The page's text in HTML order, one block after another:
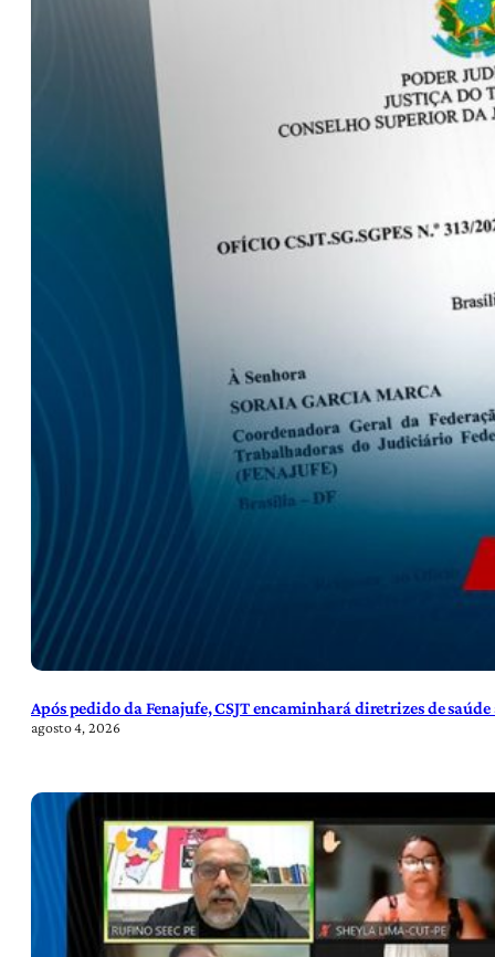
Após pedido da Fenajufe, CSJT encaminhará diretrizes de
agosto 4, 2026